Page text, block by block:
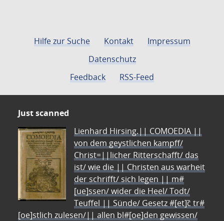
Hilfe zur Suche Kontakt
Impressum
Datenschutz
Feedback
RSS-Feed
Just scanned
Lienhard Hirsing.|| COMOEDIA ||
von dem geystlichen kampff/
Christ=||licher Ritterschafft/ das
ist/ wie die || Christen aus warheit
der schrifft/ sich legen || m#
[ue]ssen/ wider die Heel/ Todt/
Teuffel || Sünde/ Gesetz #[et]c̃ tr#
[oe]stlich zulesen/|| allen bl#[oe]den gewissen/